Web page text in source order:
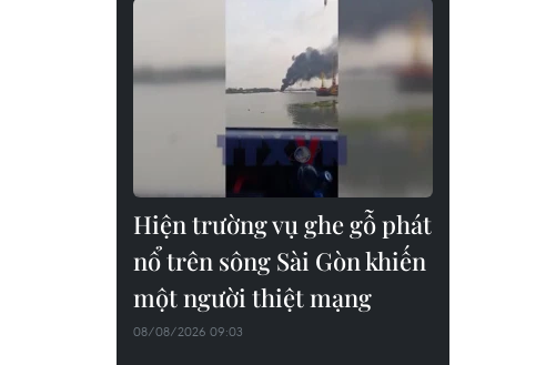
Hiện trường vụ ghe gỗ phát
nổ trên sông Sài Gòn khiến
một người thiệt mạng
08/08/2026 09:03